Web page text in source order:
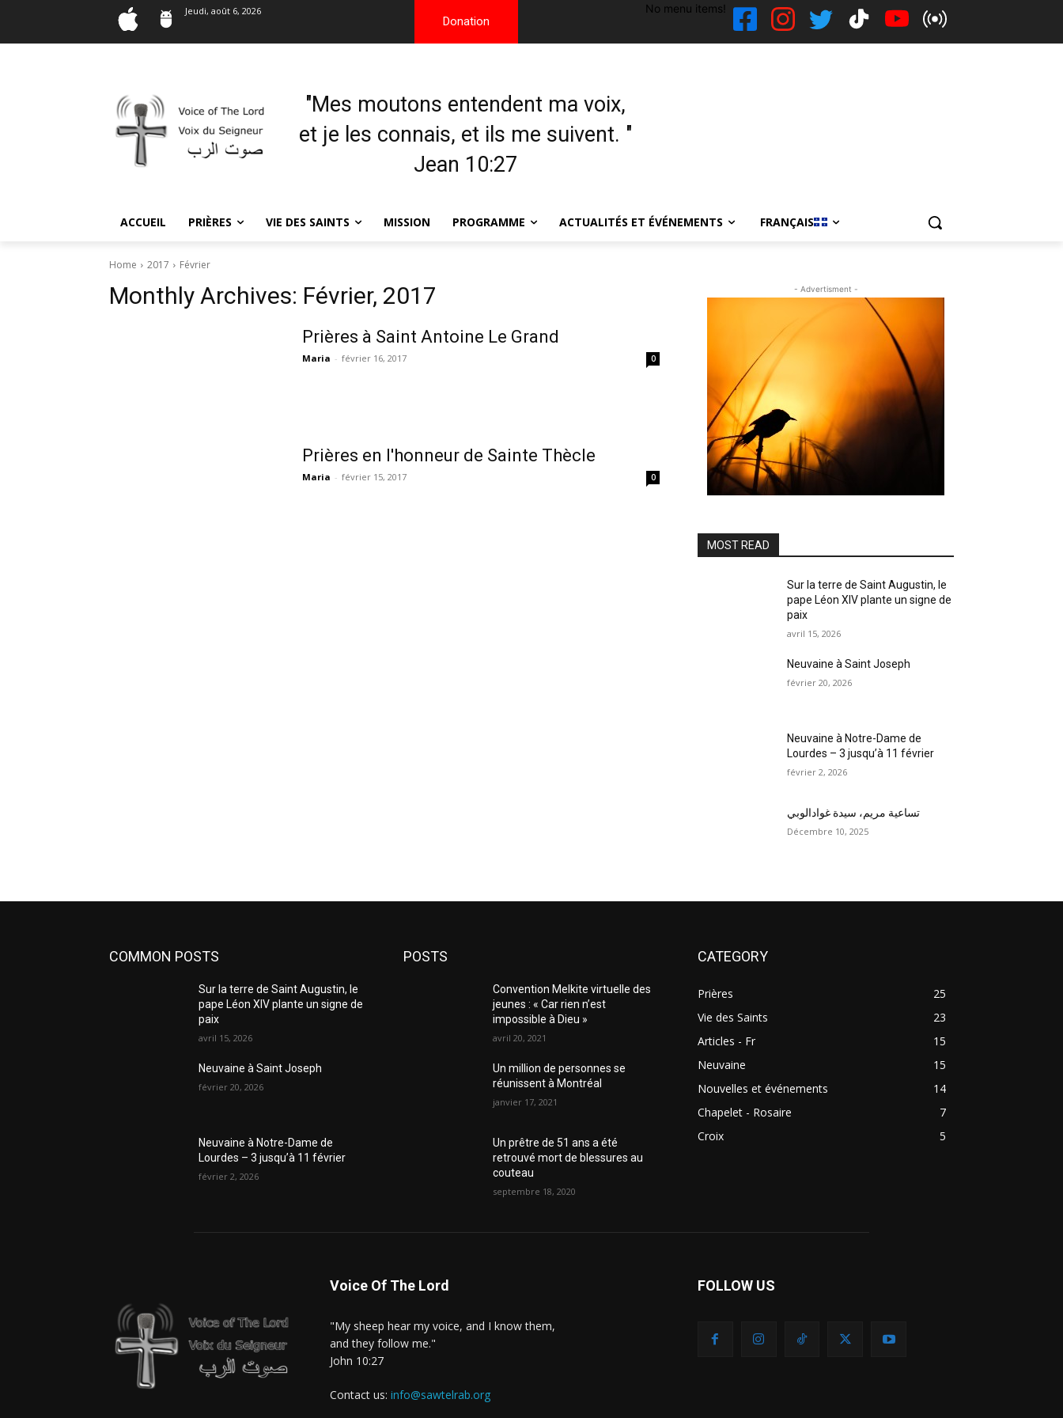
Jeudi, août 6, 2026
Donation
No menu items!
"Mes moutons entendent ma voix,
et je les connais, et ils me suivent. "
Jean 10:27
ACCUEIL PRIÈRES VIE DES SAINTS MISSION PROGRAMME ACTUALITÉS ET ÉVÉNEMENTS FRANÇAIS
Home 2017 Février
Monthly Archives: Février, 2017
Prières à Saint Antoine Le Grand
Maria - février 16, 2017 0
Prières en l'honneur de Sainte Thècle
Maria - février 15, 2017 0
- Advertisment -
MOST READ
Sur la terre de Saint Augustin, le
pape Léon XIV plante un signe de
paix
avril 15, 2026
Neuvaine à Saint Joseph
février 20, 2026
Neuvaine à Notre-Dame de
Lourdes – 3 jusqu’à 11 février
février 2, 2026
تساعية مريم، سيدة غوادالوبي
Décembre 10, 2025
COMMON POSTS
Sur la terre de Saint Augustin, le
pape Léon XIV plante un signe de
paix
avril 15, 2026
Neuvaine à Saint Joseph
février 20, 2026
Neuvaine à Notre-Dame de
Lourdes – 3 jusqu’à 11 février
février 2, 2026
POSTS
Convention Melkite virtuelle des
jeunes : « Car rien n’est
impossible à Dieu »
avril 20, 2021
Un million de personnes se
réunissent à Montréal
janvier 17, 2021
Un prêtre de 51 ans a été
retrouvé mort de blessures au
couteau
septembre 18, 2020
CATEGORY
Prières
25
Vie des Saints
23
Articles - Fr
15
Neuvaine
15
Nouvelles et événements
14
Chapelet - Rosaire
7
Croix
5
Voice Of The Lord
"My sheep hear my voice, and I know them,
and they follow me."
John 10:27
Contact us: info@sawtelrab.org
FOLLOW US